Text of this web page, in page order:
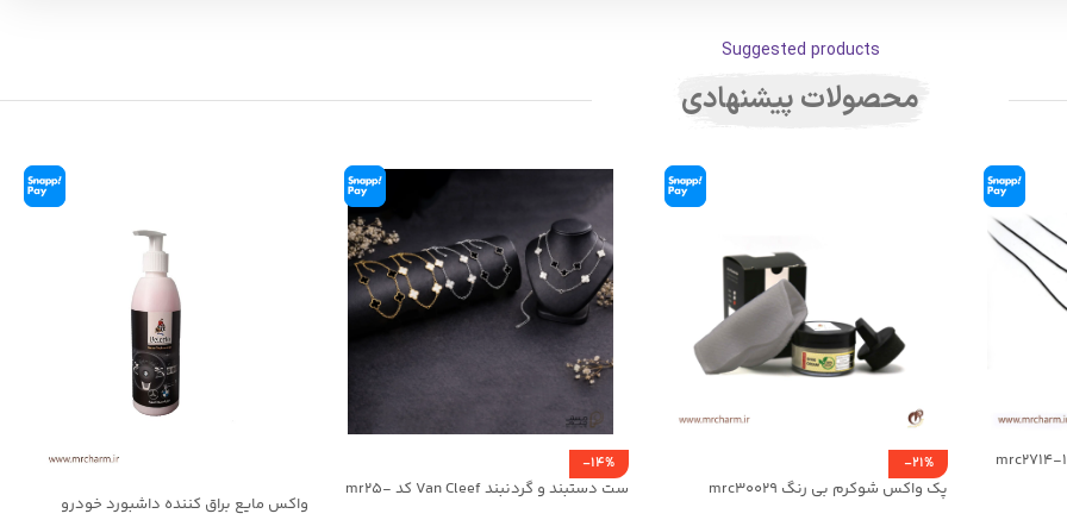
Suggested products
محصولات پیشنهادی
-21%
پک واکس شوکرم بی رنگ mrc30029
-14%
ست دستبند و گردنبند Van Cleef کد mr25-
واکس مایع براق کننده داشبورد خودرو